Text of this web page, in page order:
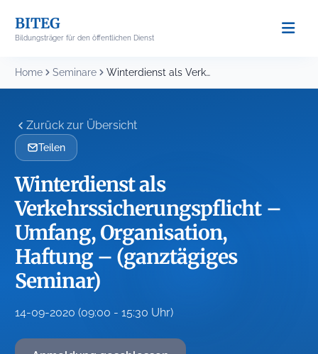
content
BITEG
Bildungsträger für den öffentlichen Dienst
Home Seminare Winterdienst als Verkehrssicherungspflicht – Umfang, Organisation, Haftung –...
Zurück zur Übersicht
Teilen
Winterdienst als
Verkehrssicherungspflicht –
Umfang, Organisation,
Haftung – (ganztägiges
Seminar)
14-09-2020 (09:00 - 15:30 Uhr)